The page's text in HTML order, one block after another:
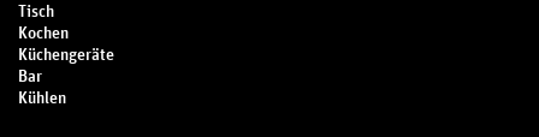
Tisch
Kochen
Küchengeräte
Bar
Kühlen